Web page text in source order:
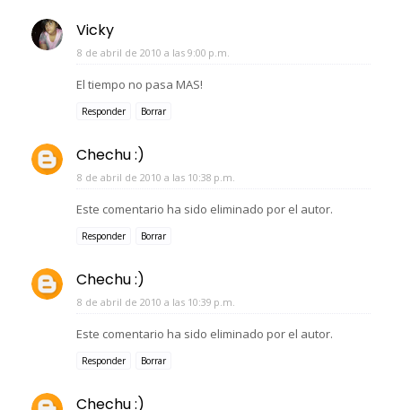
Vicky
8 de abril de 2010 a las 9:00 p.m.
El tiempo no pasa MAS!
Responder Borrar
Chechu :)
8 de abril de 2010 a las 10:38 p.m.
Este comentario ha sido eliminado por el autor.
Responder Borrar
Chechu :)
8 de abril de 2010 a las 10:39 p.m.
Este comentario ha sido eliminado por el autor.
Responder Borrar
Chechu :)